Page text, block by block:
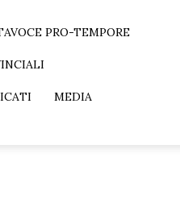
PRO-TEMPORE
MEDIA